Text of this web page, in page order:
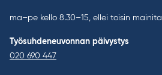
ma–pe kello 8.30–15, ellei toisin mainita
Työsuhdeneuvonnan päivystys
020 690 447